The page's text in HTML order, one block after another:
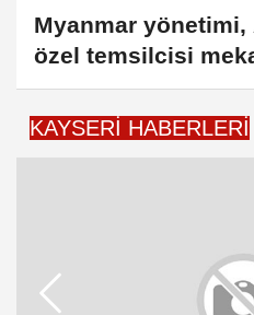
Myanmar yönetimi,
özel temsilcisi
sürdürülmesine
KAYSERI HABERLERI